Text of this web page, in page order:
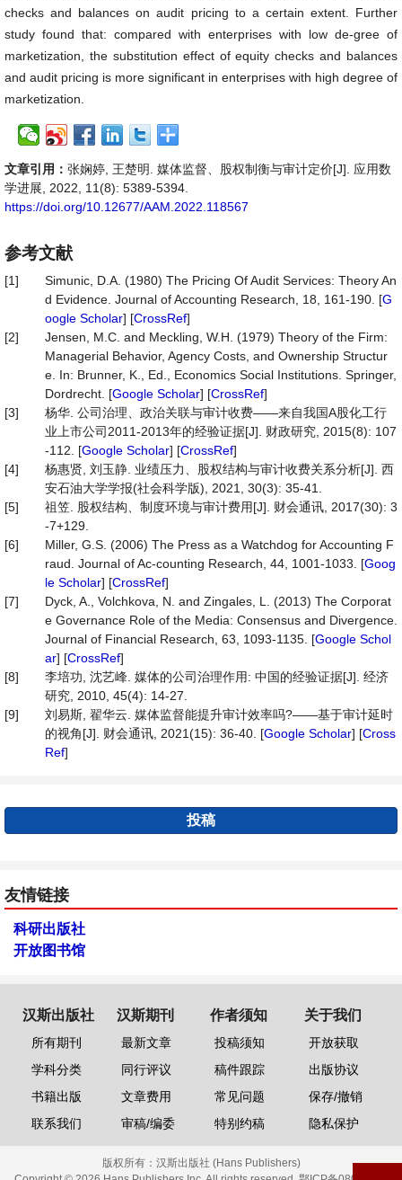
checks and balances on audit pricing to a certain extent. Further
study found that: compared with enterprises with low de-gree of
marketization, the substitution effect of equity checks and balances
and audit pricing is more significant in enterprises with high degree of
marketization.
文章引用： 张娴婷, 王楚明. 媒体监督、股权制衡与审计定价[J]. 应用数
学进展, 2022, 11(8): 5389-5394.
https://doi.org/10.12677/AAM.2022.118567
参考文献
[1]
Simunic, D.A. (1980) The Pricing Of Audit Services: Theory An
d Evidence. Journal of Accounting Research, 18, 161-190. [G
oogle Scholar] [CrossRef]
[2]
Jensen, M.C. and Meckling, W.H. (1979) Theory of the Firm:
Managerial Behavior, Agency Costs, and Ownership Structur
e. In: Brunner, K., Ed., Economics Social Institutions. Springer,
Dordrecht. [Google Scholar] [CrossRef]
[3]
杨华. 公司治理、政治关联与审计收费——来自我国A股化工行
业上市公司2011-2013年的经验证据[J]. 财政研究, 2015(8): 107
-112. [Google Scholar] [CrossRef]
[4]
杨惠贤, 刘玉静. 业绩压力、股权结构与审计收费关系分析[J]. 西
安石油大学学报(社会科学版), 2021, 30(3): 35-41.
[5]
祖笠. 股权结构、制度环境与审计费用[J]. 财会通讯, 2017(30): 3
-7+129.
[6]
Miller, G.S. (2006) The Press as a Watchdog for Accounting F
raud. Journal of Ac-counting Research, 44, 1001-1033. [Goog
le Scholar] [CrossRef]
[7]
Dyck, A., Volchkova, N. and Zingales, L. (2013) The Corporat
e Governance Role of the Media: Consensus and Divergence.
Journal of Financial Research, 63, 1093-1135. [Google Schol
ar] [CrossRef]
[8]
李培功, 沈艺峰. 媒体的公司治理作用: 中国的经验证据[J]. 经济
研究, 2010, 45(4): 14-27.
[9]
刘易斯, 翟华云. 媒体监督能提升审计效率吗?——基于审计延时
的视角[J]. 财会通讯, 2021(15): 36-40. [Google Scholar] [Cross
Ref]
投稿
友情链接
科研出版社
开放图书馆
汉斯出版社
所有期刊
学科分类
书籍出版
联系我们
汉斯期刊
最新文章
同行评议
文章费用
审稿/编委
作者须知
投稿须知
稿件跟踪
常见问题
特别约稿
关于我们
开放获取
出版协议
保存/撤销
隐私保护
版权所有： 汉斯出版社 (Hans Publishers)